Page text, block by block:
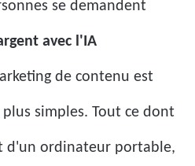
se demandent
avec l'IA
de contenu est
simples. Tout ce dont
d'un ordinateur portable,